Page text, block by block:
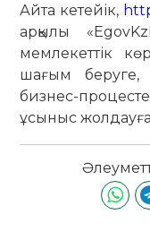
Айта кетейік,
арқылы
мемлекеттік
шағым беруге,
бизнес-
ұсыныс